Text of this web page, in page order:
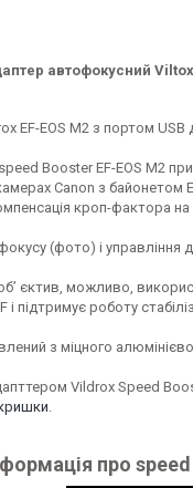
автофокусний Viltox
EF-EOS M2 з портом
Booster EF-EOS M2
Canon з байонетом
кроп-фактора
(фото) і управління
єктив, можливо,
і підтримує роботу
з міцного
Vildrox Speed
.
про